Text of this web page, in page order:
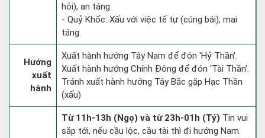
hỏi), an táng.
- Quỷ Khốc: Xấu với việc tế tự (cúng bái), mai
táng.
Hướng
xuất
hành
Xuất hành hướng Tây Nam để đón 'Hỷ Thần'.
Xuất hành hướng Chính Đông để đón 'Tài Thần'.
Tránh xuất hành hướng Tây Bắc gặp Hạc Thần
(xấu)
Từ 11h-13h (Ngọ) và từ 23h-01h (Tý) Tin vui
sắp tới, nếu cầu lộc, cầu tài thì đi hướng Nam.